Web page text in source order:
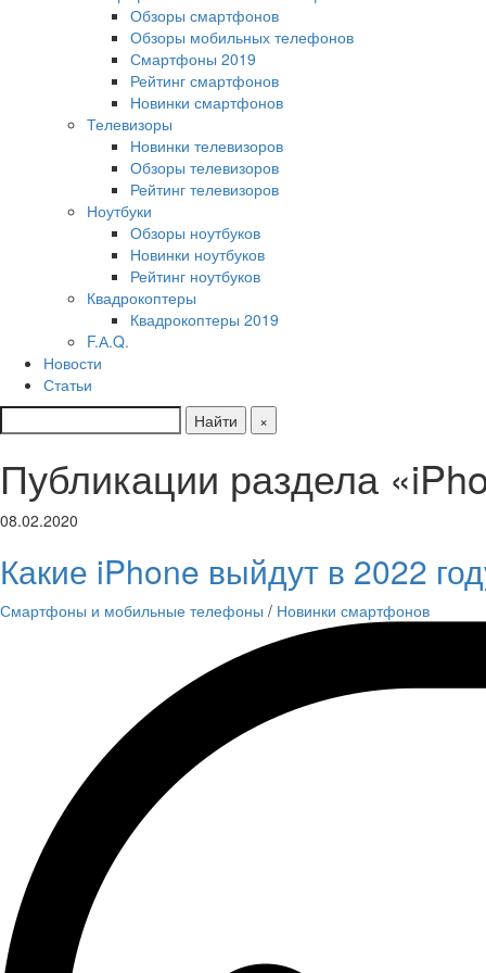
Обзоры смартфонов
Обзоры мобильных телефонов
Смартфоны 2019
Рейтинг смартфонов
Новинки смартфонов
Телевизоры
Новинки телевизоров
Обзоры телевизоров
Рейтинг телевизоров
Ноутбуки
Обзоры ноутбуков
Новинки ноутбуков
Рейтинг ноутбуков
Квадрокоптеры
Квадрокоптеры 2019
F.А.Q.
Новости
Статьи
Найти
×
Публикации раздела
08.02.2020
Какие iPhone выйдут в 2022
Смартфоны и мобильные телефоны / Новинки смартфонов